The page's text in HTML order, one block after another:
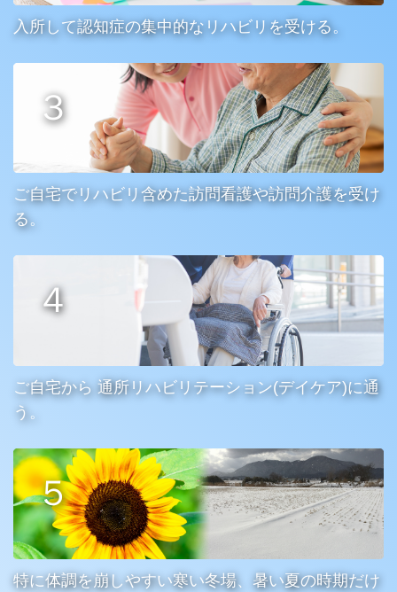
入所して認知症の集中的なリハビリを受ける。
ご自宅でリハビリ含めた訪問看護や訪問介護を受け
る。
ご自宅から 通所リハビリテーション(デイケア)に通
う。
特に体調を崩しやすい寒い冬場、暑い夏の時期だけ